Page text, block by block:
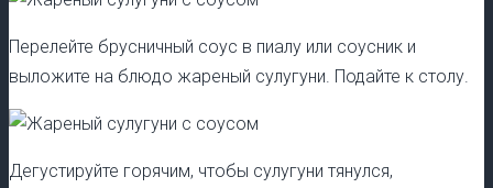
Перелейте брусничный соус в пиалу или соусник и
выложите на блюдо жареный сулугуни. Подайте к столу.
Дегустируйте горячим, чтобы сулугуни тянулся,